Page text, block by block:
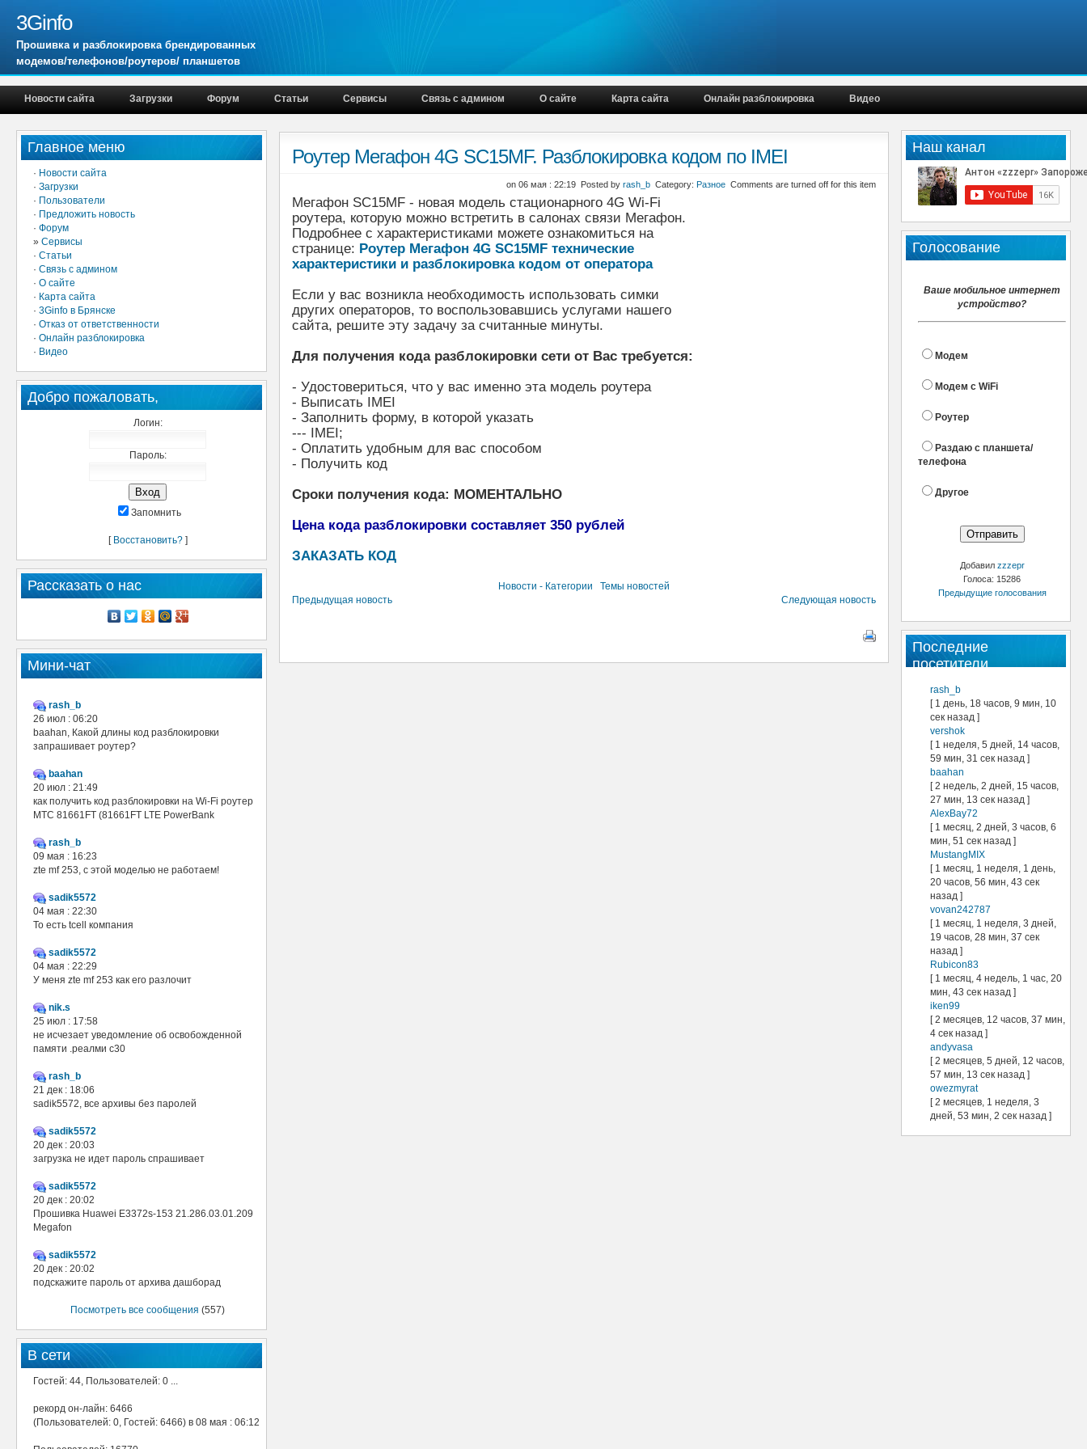
3Ginfo
Прошивка и разблокировка брендированных
модемов/телефонов/роутеров/ планшетов
Новости сайта Загрузки Форум Статьи Сервисы Связь с админом О сайте Карта сайта Онлайн разблокировка Видео
Наш канал
Голосование
Ваше мобильное интернет
устройство?
Модем
Модем с WiFi
Роутер
Раздаю с планшета/
телефона
Другое
Добавил zzzepr
Голоса: 15286
Предыдущие голосования
Последние
посетители
rash_b
[ 1 день, 18 часов, 9 мин, 10
сек назад ]
vershok
[ 1 неделя, 5 дней, 14 часов,
59 мин, 31 сек назад ]
baahan
[ 2 недель, 2 дней, 15 часов,
27 мин, 13 сек назад ]
AlexBay72
[ 1 месяц, 2 дней, 3 часов, 6
мин, 51 сек назад ]
MustangMIX
[ 1 месяц, 1 неделя, 1 день,
20 часов, 56 мин, 43 сек
назад ]
vovan242787
[ 1 месяц, 1 неделя, 3 дней,
19 часов, 28 мин, 37 сек
назад ]
Rubicon83
[ 1 месяц, 4 недель, 1 час, 20
мин, 43 сек назад ]
iken99
[ 2 месяцев, 12 часов, 37 мин,
4 сек назад ]
andyvasa
[ 2 месяцев, 5 дней, 12 часов,
57 мин, 13 сек назад ]
owezmyrat
[ 2 месяцев, 1 неделя, 3
дней, 53 мин, 2 сек назад ]
Главное меню
· Новости сайта
· Загрузки
· Пользователи
· Предложить новость
· Форум
» Сервисы
· Статьи
· Связь с админом
· О сайте
· Карта сайта
· 3Ginfo в Брянске
· Отказ от ответственности
· Онлайн разблокировка
· Видео
Добро пожаловать,
Логин:
Пароль:
Запомнить
[ Восстановить?]
Рассказать о нас
Мини-чат
rash_b
26 июл : 06:20
baahan, Какой длины код разблокировки
запрашивает роутер?
baahan
20 июл : 21:49
как получить код разблокировки на Wi-Fi роутер
МТС 81661FT (81661FT LTE PowerBank
rash_b
09 мая : 16:23
zte mf 253, с этой моделью не работаем!
sadik5572
04 мая : 22:30
То есть tcell компания
sadik5572
04 мая : 22:29
У меня zte mf 253 как его разлочит
nik.s
25 июл : 17:58
не исчезает уведомление об освобожденной
памяти .реалми с30
rash_b
21 дек : 18:06
sadik5572, все архивы без паролей
sadik5572
20 дек : 20:03
загрузка не идет пароль спрашивает
sadik5572
20 дек : 20:02
Прошивка Huawei E3372s-153 21.286.03.01.209
Megafon
sadik5572
20 дек : 20:02
подскажите пароль от архива дашборад
Посмотреть все сообщения (557)
В сети
Гостей: 44, Пользователей: 0 ...
рекорд он-лайн: 6466
(Пользователей: 0, Гостей: 6466) в 08 мая : 06:12
Роутер Мегафон 4G SC15MF. Разблокировка кодом по IMEI
on 06 мая : 22:19 Posted by rash_b Category: Разное Comments are turned off for this item
Мегафон SC15MF - новая модель стационарного 4G Wi-Fi
роутера, которую можно встретить в салонах связи Мегафон.
Подробнее с характеристиками можете ознакомиться на
странице: Роутер Мегафон 4G SC15MF технические
характеристики и разблокировка кодом от оператора
Если у вас возникла необходимость использовать симки
других операторов, то воспользовавшись услугами нашего
сайта, решите эту задачу за считанные минуты.
Для получения кода разблокировки сети от Вас требуется:
- Удостовериться, что у вас именно эта модель роутера
- Выписать IMEI
- Заполнить форму, в которой указать
--- IMEI;
- Оплатить удобным для вас способом
- Получить код
Сроки получения кода: МОМЕНТАЛЬНО
Цена кода разблокировки составляет 350 рублей
ЗАКАЗАТЬ КОД
Новости - Категории
Темы новостей
Предыдущая новость
Следующая новость